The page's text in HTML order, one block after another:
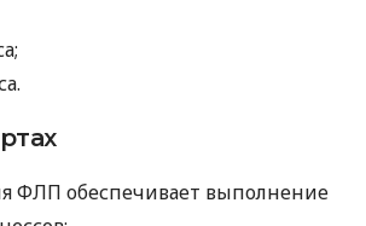
ФЛП обеспечивает выполнение